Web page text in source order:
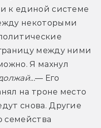
к единой системе
некоторыми
между ними
Я махнул
— Его
на троне место
снова. Другие
семейства